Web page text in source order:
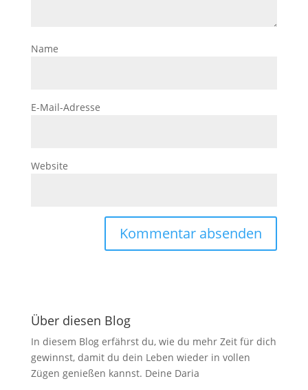
Name
E-Mail-Adresse
Website
Über diesen Blog
In diesem Blog erfährst du, wie du mehr Zeit für dich
gewinnst, damit du dein Leben wieder in vollen
Zügen genießen kannst. Deine Daria